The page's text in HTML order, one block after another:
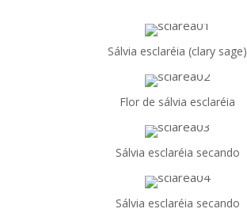
Sálvia esclaréia (clary sage)
Flor de sálvia esclaréia
Sálvia esclaréia secando
Sálvia esclaréia secando